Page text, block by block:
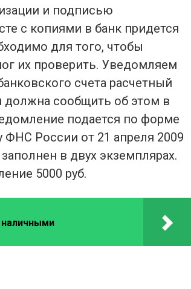
и подписью
с копиями в банк придется
для того, чтобы
их проверить. Уведомляем
счета расчетный
должна сообщить об этом в
подается по форме
России от 21 апреля 2009
в двух экземплярах.
5000 руб.